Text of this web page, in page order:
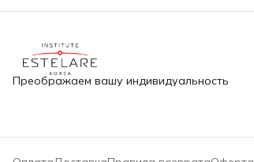
Преображаем вашу индивидуальность